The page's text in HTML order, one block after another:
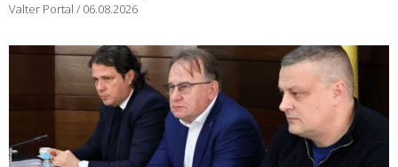
Valter Portal 06.08.2026